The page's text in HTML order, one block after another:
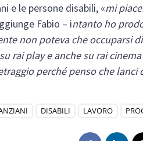
e le persone disabili, «mi
Fabio – intanto ho
non poteva che occuparsi
rai play e anche su rai
perché penso che
DISABILI LAVORO